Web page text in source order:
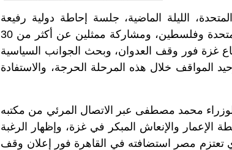
الليلة الماضية، جلسة إحاطة دولية رفيعة
المستوى، بقيادة مصر وألمانيا والأمم المتحدة وفلسطين، ومشاركة ممثلين عن أكثر من 30
غزة فور وقف العدوان، وبحث الجوانب السياسية
المواقف خلال هذه المرحلة الحرجة، والاستفادة
محمد مصطفى عبر الاتصال المرئي من مكتبه
الإعمار والإنعاش المبكر في غزة، وإظهار الرغبة
تعتزم مصر استضافته في القاهرة فور إعلان وقف